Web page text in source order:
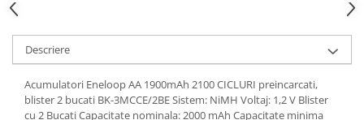
Descriere
Acumulatori Eneloop AA 1900mAh 2100 CICLURI preincarcati,
blister 2 bucati BK-3MCCE/2BE Sistem: NiMH Voltaj: 1,2 V Blister
cu 2 Bucati Capacitate nominala: 2000 mAh Capacitate minima